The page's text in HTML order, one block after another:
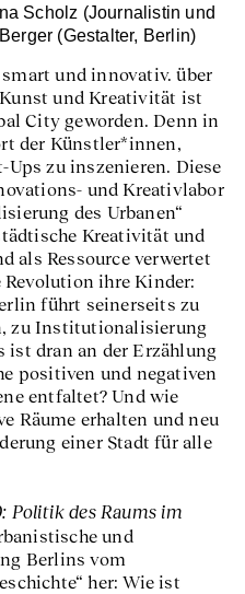
Scholz (Journalistin und
(Gestalter, Berlin)
und innovativ. über
und Kreativität ist
City geworden. Denn in
der Künstler*innen,
zu inszenieren. Diese
und Kreativlabor
des Urbanen“
Kreativität und
als Ressource verwertet
ihre Kinder:
führt seinerseits zu
zu Institutionalisierung
ist dran an der Erzählung
positiven und negativen
entfaltet? Und wie
Räume erhalten und neu
einer Stadt für alle
Politik des Raums im
und
Berlins vom
her: Wie ist